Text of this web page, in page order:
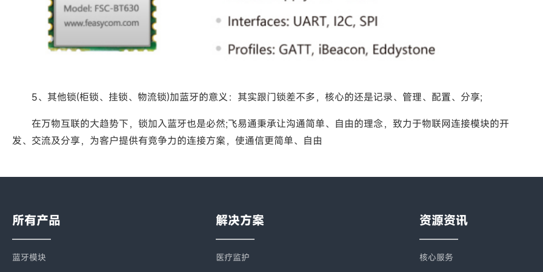
5、其他锁(柜锁、挂锁、物流锁)加蓝牙的意义：其实跟门锁差不多，核心的还是记录、管理、配置、分享;
在万物互联的大趋势下，锁加入蓝牙也是必然;飞易通秉承让沟通简单、自由的理念，致力于物联网连接模块的开
发、交流及分享，为客户提供有竞争力的连接方案，使通信更简单、自由
所有产品
蓝牙模块
解决方案
医疗监护
资源资讯
核心服务